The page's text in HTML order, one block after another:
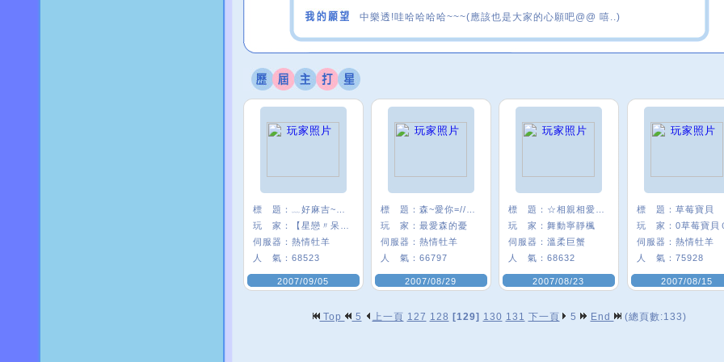
中樂透!哇哈哈哈哈~~~(應該也是大家的心願吧@@ 嘻..)
標 題：
玩 家：
伺服器： 熱情牡羊
人 氣： 68523
2007/09/05
標 題：
玩 家： 最愛森的憂
伺服器： 熱情牡羊
人 氣： 66797
2007/08/29
標 題：
玩 家： 舞動寧靜楓
伺服器： 溫柔巨蟹
人 氣： 68632
2007/08/23
標 題： 草莓寶貝
玩 家： 0草莓寶貝
伺服器： 熱情牡羊
人 氣： 75928
2007/08/15
Top 5 上一頁 127 128 [129] 130 131 下一頁 5 End (總頁數:133)